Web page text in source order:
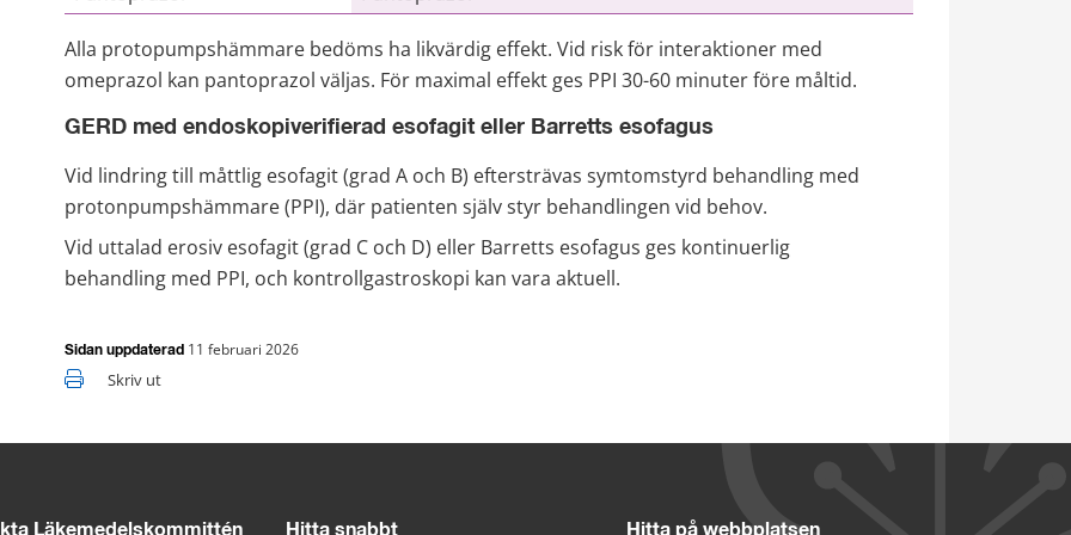
Alla protopumpshämmare bedöms ha likvärdig effekt. Vid risk för interaktioner med
omeprazol kan pantoprazol väljas. För maximal effekt ges PPI 30-60 minuter före måltid.
GERD med endoskopiverifierad esofagit eller Barretts esofagus
Vid lindring till måttlig esofagit (grad A och B) eftersträvas symtomstyrd behandling med
protonpumpshämmare (PPI), där patienten själv styr behandlingen vid behov.
Vid uttalad erosiv esofagit (grad C och D) eller Barretts esofagus ges kontinuerlig
behandling med PPI, och kontrollgastroskopi kan vara aktuell.
Sidan uppdaterad 11 februari 2026
Skriv ut
Läkemedelskommittén Hitta snabbt Hitta på webbplatsen